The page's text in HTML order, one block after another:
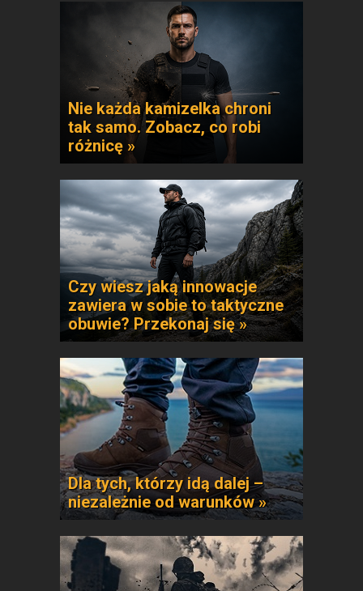
Nie każda kamizelka chroni
tak samo. Zobacz, co robi
różnicę »
Czy wiesz jaką innowacje
zawiera w sobie to taktyczne
obuwie? Przekonaj się »
Dla tych, którzy idą dalej –
niezależnie od warunków »